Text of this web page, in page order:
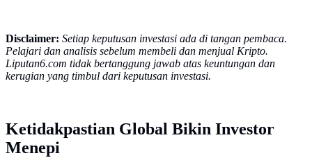
Disclaimer: Setiap keputusan investasi ada di tangan pembaca.
Pelajari dan analisis sebelum membeli dan menjual Kripto.
Liputan6.com tidak bertanggung jawab atas keuntungan dan
kerugian yang timbul dari keputusan investasi.
Ketidakpastian Global Bikin Investor
Menepi